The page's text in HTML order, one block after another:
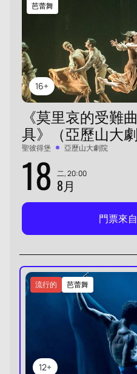
16+
芭蕾舞
《莫里哀的受難
具》（亞歷山大劇
聖彼得堡 亞歷山大劇院
18 二, 20:00
8月
門票來自
12+
芭蕾舞
流行的